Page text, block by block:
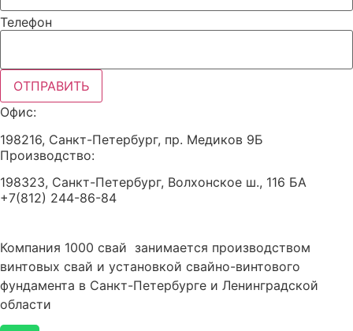
Телефон
ОТПРАВИТЬ
Офис:
198216, Санкт-Петербург, пр. Медиков 9Б
Производство:
198323, Санкт-Петербург, Волхонское ш., 116 БА
+7(812) 244-86-84
Компания 1000 свай занимается производством
винтовых свай и установкой свайно-винтового
фундамента в Санкт-Петербурге и Ленинградской
области